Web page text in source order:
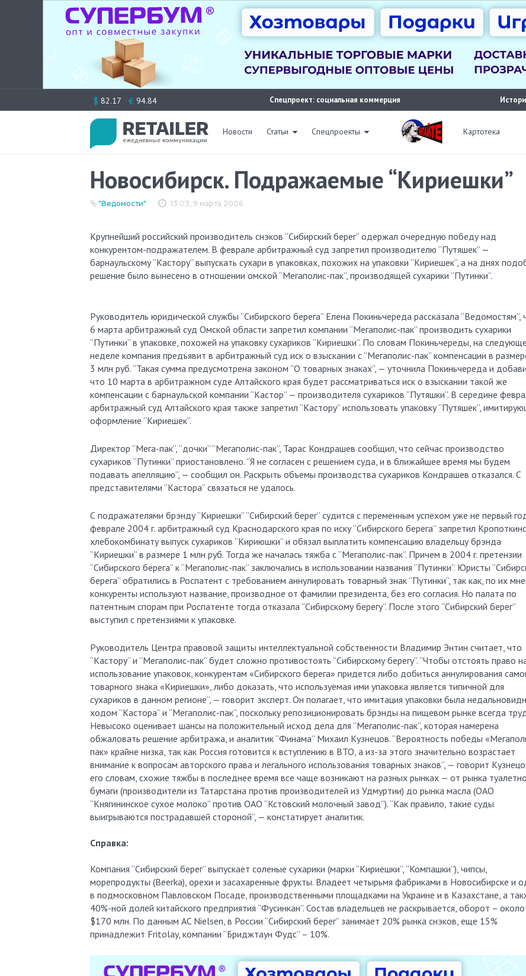
к
$ 82.17 € 94.84 Спецпроект: социальная коммерция
Новости Статьи Спецпроекты Картотека
Новосибирск. Подражаемые “Кириешки”
13:03, 9 марта 2006
"Ведомости"
Крупнейший российский производитель снэков “Сибирский берег” одержал очередную победу над
конкурентом-подражателем. В феврале арбитражный суд запретил производителю “Путяшек” —
барнаульскому “Кастору” выпускать сухари в упаковках, похожих на упаковки “Кириешек”, а на днях
решение было вынесено в отношении омской “Мегаполис-пак”, производящей сухарики “Путинки”.
Руководитель юридической службы “Сибирского берега” Елена Покиньчереда рассказала “Ведомостям”,
6 марта арбитражный суд Омской области запретил компании “Мегаполис-пак” производить сухарики
“Путинки” в упаковке, похожей на упаковку сухариков “Кириешки”. По словам Покиньчереды, на
неделе компания предъявит в арбитражный суд иск о взыскании с “Мегаполис-пак” компенсации в
3 млн руб. “Такая сумма предусмотрена законом “О товарных знаках”, — уточнила Покиньчереда и
что 10 марта в арбитражном суде Алтайского края будет рассматриваться иск о взыскании такой же
компенсации с барнаульской компании “Кастор” — производителя сухариков “Путяшки”. В середине
арбитражный суд Алтайского края также запретил “Кастору” использовать упаковку “Путяшек”,
оформление “Кириешек”.
Директор “Мега-пак”, “дочки” “Мегаполис-пак”, Тарас Кондрашев сообщил, что сейчас производство
сухариков “Путинки” приостановлено. “Я не согласен с решением суда, и в ближайшее время мы будем
подавать апелляцию”, — сообщил он. Раскрыть объемы производства сухариков Кондрашев отказался. С
представителями “Кастора” связаться не удалось.
С подражателями брэнду “Кириешки” “Сибирский берег” судится с переменным успехом уже не первый
феврале 2004 г. арбитражный суд Краснодарского края по иску “Сибирского берега” запретил
хлебокомбинату выпуск сухариков “Кириюшки” и обязал выплатить компенсацию владельцу брэнда
“Кириешки” в размере 1 млн руб. Тогда же началась тяжба с “Мегаполис-пак”. Причем в 2004 г. претензии
“Сибирского берега” к “Мегаполис-пак” заключались в использовании названия “Путинки”. Юристы
берега” обратились в Роспатент с требованием аннулировать товарный знак “Путинки”, так как, по их
конкуренты используют название, производное от фамилии президента, без его согласия. Но палата по
патентным спорам при Роспатенте тогда отказала “Сибирскому берегу”. После этого “Сибирский берег”
выступил с претензиями к упаковке.
Руководитель Центра правовой защиты интеллектуальной собственности Владимир Энтин считает, что
“Кастору” и “Мегаполис-пак” будет сложно противостоять “Сибирскому берегу”. “Чтобы отстоять право
использование упаковок, конкурентам «Сибирского берега» придется либо добиться аннулирования
товарного знака «Кириешки», либо доказать, что используемая ими упаковка является типичной для
сухариков в данном регионе”, — говорит эксперт. Он полагает, что имитация упаковки была
ходом “Кастора” и “Мегаполис-пак”, поскольку репозиционировать брэнды на пищевом рынке всегда
Невысоко оценивает шансы на положительный исход дела для “Мегаполис-пак”, которая намерена
обжаловать решение арбитража, и аналитик “Финама” Михаил Кузнецов. “Вероятность победы
пак» крайне низка, так как Россия готовится к вступлению в ВТО, а из-за этого значительно возрастает
внимание к вопросам авторского права и легального использования товарных знаков”, — говорит
его словам, схожие тяжбы в последнее время все чаще возникают на разных рынках — от рынка
бумаги (производители из Татарстана против производителей из Удмуртии) до рынка масла (ОАО
“Княгининское сухое молоко” против ОАО “Кстовский молочный завод”). “Как правило, такие суды
выигрываются пострадавшей стороной”, — констатирует аналитик.
Справка:
Компания “Сибирский берег” выпускает соленые сухарики (марки “Кириешки”, “Компашки”), чипсы,
морепродукты (Beerka), орехи и засахаренные фрукты. Владеет четырьмя фабриками в Новосибирске и
в подмосковном Павловском Посаде, производственными площадками на Украине и в Казахстане, а
40%-ной долей китайского предприятия “Фусинкан”. Состав владельцев не раскрывается, оборот – около
$170 млн. По данным AC Nielsen, в России “Сибирский берег” занимает 20% рынка снэков, еще 15%
принадлежит Fritolay, компании “Бриджтаун Фудс” – 10%.